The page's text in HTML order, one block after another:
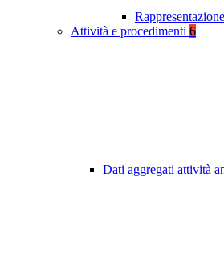
Attività e procedimenti 6
Dati aggregati attività